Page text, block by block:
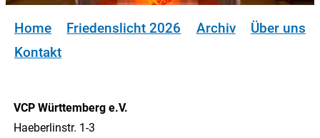
Home Friedenslicht 2026 Archiv
Über uns
Kontakt
VCP Württemberg e.V.
Haeberlinstr. 1-3